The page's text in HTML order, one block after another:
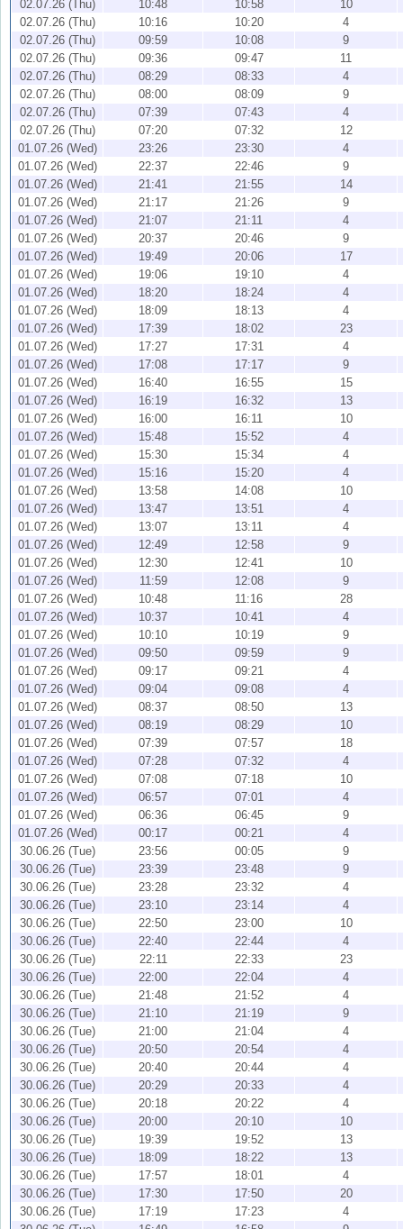
02.07.26 (Thu)
10:48 10:58
10
02.07.26 (Thu)
10:16 10:20
4
02.07.26 (Thu)
09:59 10:08
9
02.07.26 (Thu)
09:36 09:47
11
02.07.26 (Thu)
08:29 08:33
4
02.07.26 (Thu)
08:00 08:09
9
02.07.26 (Thu)
07:39 07:43
4
02.07.26 (Thu)
07:20 07:32
12
01.07.26 (Wed)
23:26 23:30
4
01.07.26 (Wed)
22:37 22:46
9
01.07.26 (Wed)
21:41 21:55
14
01.07.26 (Wed)
21:17 21:26
9
01.07.26 (Wed)
21:07 21:11
4
01.07.26 (Wed)
20:37 20:46
9
01.07.26 (Wed)
19:49 20:06
17
01.07.26 (Wed)
19:06 19:10
4
01.07.26 (Wed)
18:20 18:24
4
01.07.26 (Wed)
18:09 18:13
4
01.07.26 (Wed)
17:39 18:02
23
01.07.26 (Wed)
17:27 17:31
4
01.07.26 (Wed)
17:08 17:17
9
01.07.26 (Wed)
16:40 16:55
15
01.07.26 (Wed)
16:19 16:32
13
01.07.26 (Wed)
16:00 16:11
10
01.07.26 (Wed)
15:48 15:52
4
01.07.26 (Wed)
15:30 15:34
4
01.07.26 (Wed)
15:16 15:20
4
01.07.26 (Wed)
13:58 14:08
10
01.07.26 (Wed)
13:47 13:51
4
01.07.26 (Wed)
13:07 13:11
4
01.07.26 (Wed)
12:49 12:58
9
01.07.26 (Wed)
12:30 12:41
10
01.07.26 (Wed)
11:59 12:08
9
01.07.26 (Wed)
10:48 11:16
28
01.07.26 (Wed)
10:37 10:41
4
01.07.26 (Wed)
10:10 10:19
9
01.07.26 (Wed)
09:50 09:59
9
01.07.26 (Wed)
09:17 09:21
4
01.07.26 (Wed)
09:04 09:08
4
01.07.26 (Wed)
08:37 08:50
13
01.07.26 (Wed)
08:19 08:29
10
01.07.26 (Wed)
07:39 07:57
18
01.07.26 (Wed)
07:28 07:32
4
01.07.26 (Wed)
07:08 07:18
10
01.07.26 (Wed)
06:57 07:01
4
01.07.26 (Wed)
06:36 06:45
9
01.07.26 (Wed)
00:17 00:21
4
30.06.26 (Tue)
23:56 00:05
9
30.06.26 (Tue)
23:39 23:48
9
30.06.26 (Tue)
23:28 23:32
4
30.06.26 (Tue)
23:10 23:14
4
30.06.26 (Tue)
22:50 23:00
10
30.06.26 (Tue)
22:40 22:44
4
30.06.26 (Tue)
22:11 22:33
23
30.06.26 (Tue)
22:00 22:04
4
30.06.26 (Tue)
21:48 21:52
4
30.06.26 (Tue)
21:10 21:19
9
30.06.26 (Tue)
21:00 21:04
4
30.06.26 (Tue)
20:50 20:54
4
30.06.26 (Tue)
20:40 20:44
4
30.06.26 (Tue)
20:29 20:33
4
30.06.26 (Tue)
20:18 20:22
4
30.06.26 (Tue)
20:00 20:10
10
30.06.26 (Tue)
19:39 19:52
13
30.06.26 (Tue)
18:09 18:22
13
30.06.26 (Tue)
17:57 18:01
4
30.06.26 (Tue)
17:30 17:50
20
30.06.26 (Tue)
17:19 17:23
4